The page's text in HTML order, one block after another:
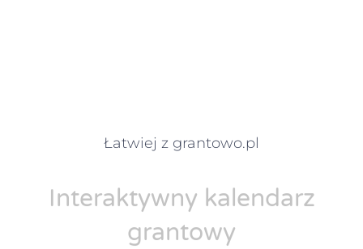
Łatwiej z grantowo.pl
Interaktywny kalendarz
grantowy